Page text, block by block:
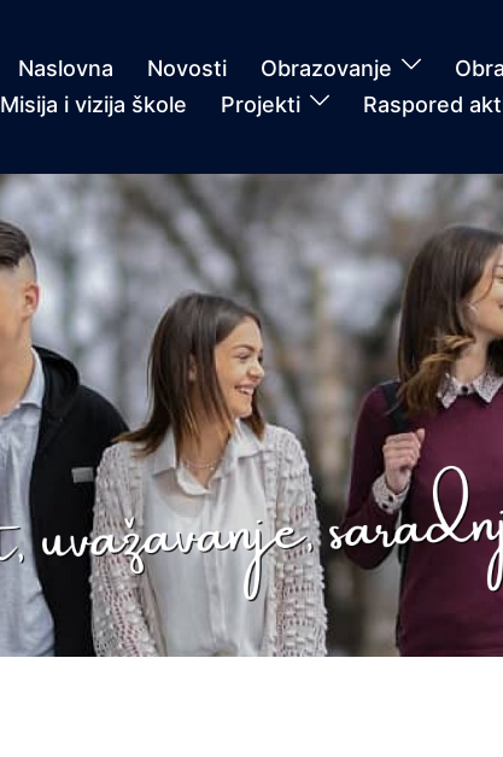
Naslovna Novosti Obrazovanje
Misija i vizija škole
Projekti Raspored